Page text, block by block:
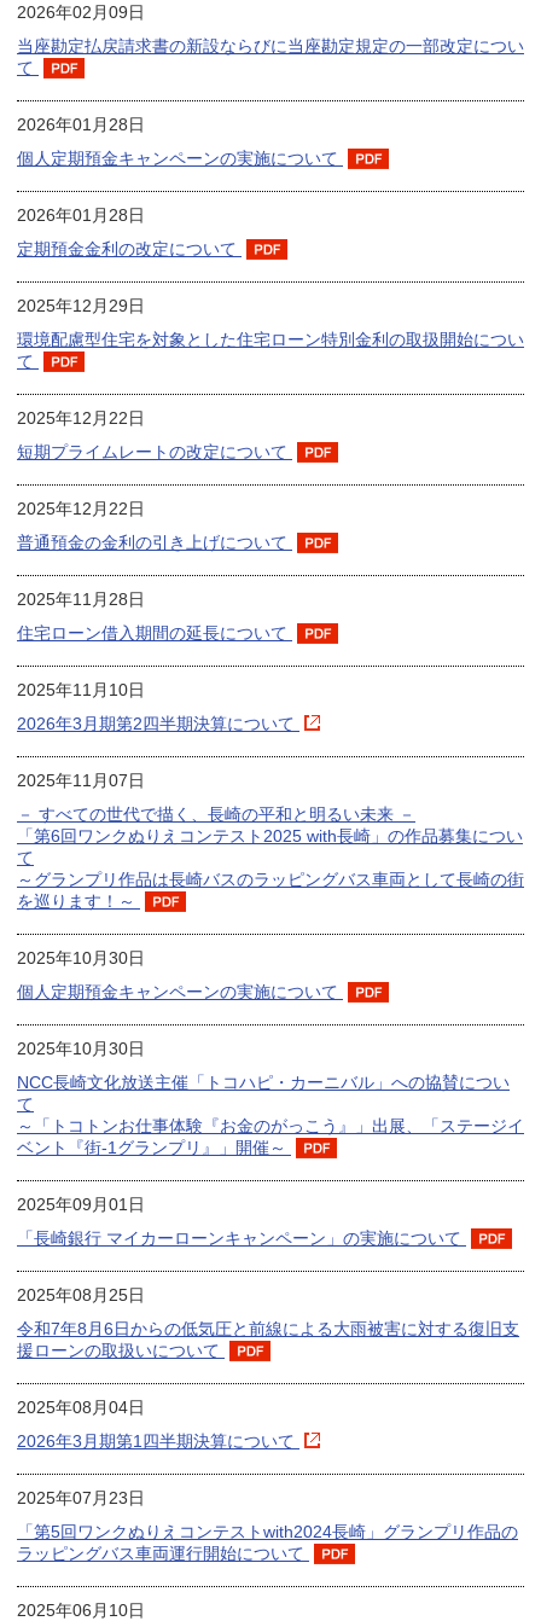
2026年02月09日
当座勘定払戻請求書の新設ならびに当座勘定規定の一部改定につい
て
2026年01月28日
個人定期預金キャンペーンの実施について
2026年01月28日
定期預金金利の改定について
2025年12月29日
環境配慮型住宅を対象とした住宅ローン特別金利の取扱開始につい
て
2025年12月22日
短期プライムレートの改定について
2025年12月22日
普通預金の金利の引き上げについて
2025年11月28日
住宅ローン借入期間の延長について
2025年11月10日
2026年3月期第2四半期決算について
2025年11月07日
－ すべての世代で描く、長崎の平和と明るい未来 －
「第6回ワンクぬりえコンテスト2025 with長崎」の作品募集につい
て
～グランプリ作品は長崎バスのラッピングバス車両として長崎の街
を巡ります！～
2025年10月30日
個人定期預金キャンペーンの実施について
2025年10月30日
NCC長崎文化放送主催「トコハピ・カーニバル」への協賛につい
て
～「トコトンお仕事体験『お金のがっこう』」出展、「ステージイ
ベント『街-1グランプリ』」開催～
2025年09月01日
「長崎銀行 マイカーローンキャンペーン」の実施について
2025年08月25日
令和7年8月6日からの低気圧と前線による大雨被害に対する復旧支
援ローンの取扱いについて
2025年08月04日
2026年3月期第1四半期決算について
2025年07月23日
「第5回ワンクぬりえコンテストwith2024長崎」グランプリ作品の
ラッピングバス車両運行開始について
2025年06月10日